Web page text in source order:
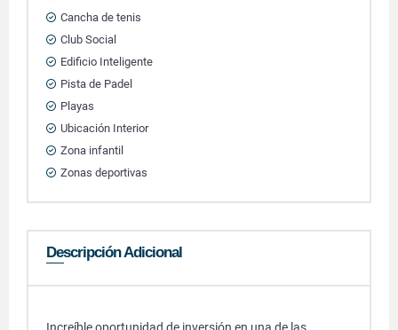
Cancha de tenis
Club Social
Edificio Inteligente
Pista de Padel
Playas
Ubicación Interior
Zona infantil
Zonas deportivas
Descripción Adicional